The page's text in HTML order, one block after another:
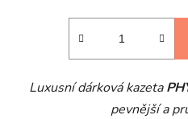
Luxusní dárková kazeta
pevnější a